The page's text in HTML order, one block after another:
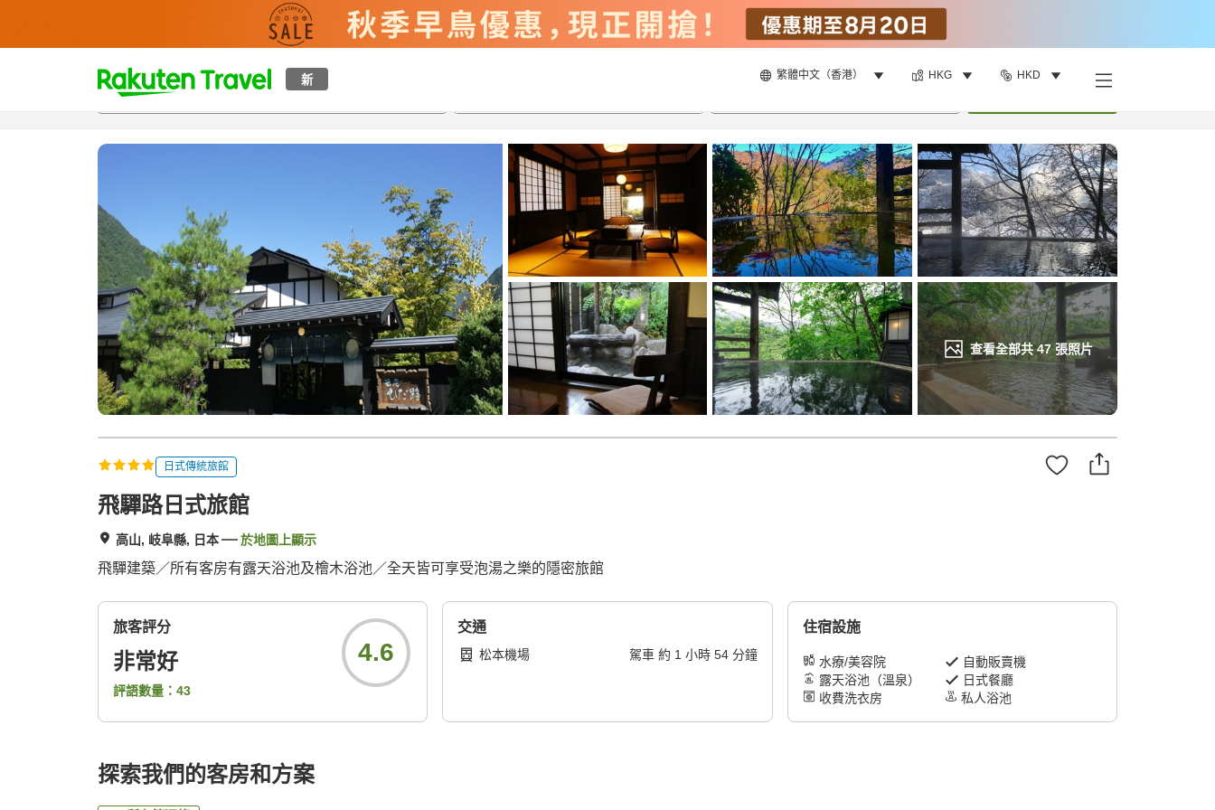
新 繁體中文（香港） HKG HKD
t
p
a
_
s
e
a
r
c
h
查看全部共47張照片
概覽房間及住宿方案 評價設施
日式傳統旅館
飛驒路日式旅館
高山, 岐阜縣, 日本 於地圖上顯示
飛驒建築／所有客房有露天浴池及檜木浴池／全天皆可享受泡湯之樂的隱密旅館
旅客評分
非常好
評語數量： 43
4.6
交通
松本機場 駕車約 1 小時 54分鐘
住宿設施
水療/美容院
自動販賣機
露天浴池（溫泉）
日式餐廳
收費洗衣房
私人浴池
探索我們的客房和方案